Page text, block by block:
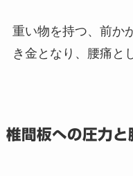
重い物を持つ、前か
き金となり、腰痛と
椎間板への圧力と